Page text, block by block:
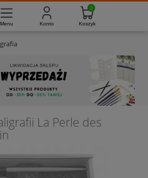
La Perle des
789 Pon. - Pt. 8:00 - 16:00